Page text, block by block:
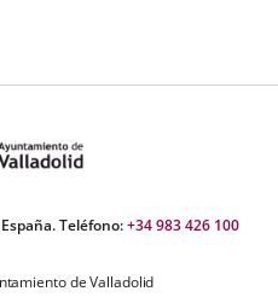
Teléfono:+34 983 426 100
de Valladolid